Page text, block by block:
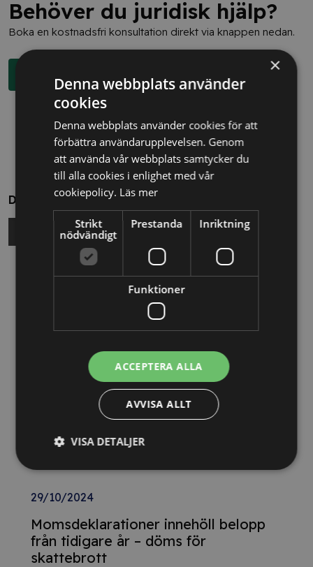
Behöver du juridisk hjälp?
Boka en kostnadsfri konsultation direkt via knappen nedan.
Dela
Relaterade nyheter
svenska företag – lär dig vinna
upphandlingar med våra nya kurser
Detta innebär
29/10/2024
Momsdeklarationer innehöll belopp
från tidigare år – döms för
skattebrott
×
Denna webbplats använder
cookies
Denna webbplats använder cookies för att
förbättra användarupplevelsen. Genom
att använda vår webbplats samtycker du
till alla cookies i enlighet med vår
cookiepolicy. Läs mer
Strikt
nödvändigt
Prestanda Inriktning
Funktioner
ACCEPTERA ALLA
AVVISA ALLT
VISA DETALJER